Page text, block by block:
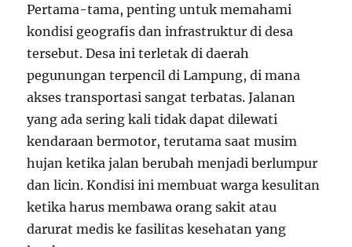
Pertama-tama, penting untuk memahami
kondisi geografis dan infrastruktur di desa
tersebut. Desa ini terletak di daerah
pegunungan terpencil di Lampung, di mana
akses transportasi sangat terbatas. Jalanan
yang ada sering kali tidak dapat dilewati
kendaraan bermotor, terutama saat musim
hujan ketika jalan berubah menjadi berlumpur
dan licin. Kondisi ini membuat warga kesulitan
ketika harus membawa orang sakit atau
darurat medis ke fasilitas kesehatan yang